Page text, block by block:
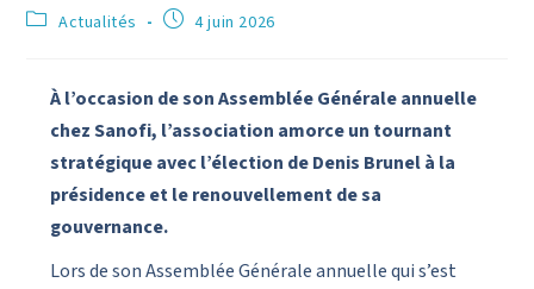
Actualités 4 juin 2026
À l’occasion de son Assemblée Générale annuelle
chez Sanofi, l’association amorce un tournant
stratégique avec l’élection de Denis Brunel à la
présidence et le renouvellement de sa
gouvernance.
Lors de son Assemblée Générale annuelle qui s’est